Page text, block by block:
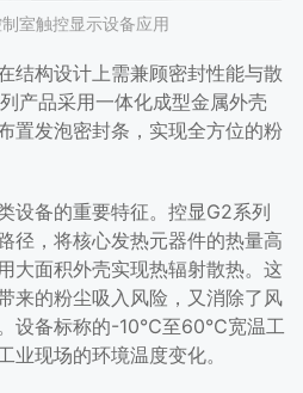
室触控显示设备应用
结构设计上需兼顾密封性能与散
产品采用一体化成型金属外壳
置发泡密封条，实现全方位的粉
设备的重要特征。控显G2系列
径，将核心发热元器件的热量高
大面积外壳实现热辐射散热。这
来的粉尘吸入风险，又消除了风
设备标称的-10℃至60℃宽温工
业现场的环境温度变化。